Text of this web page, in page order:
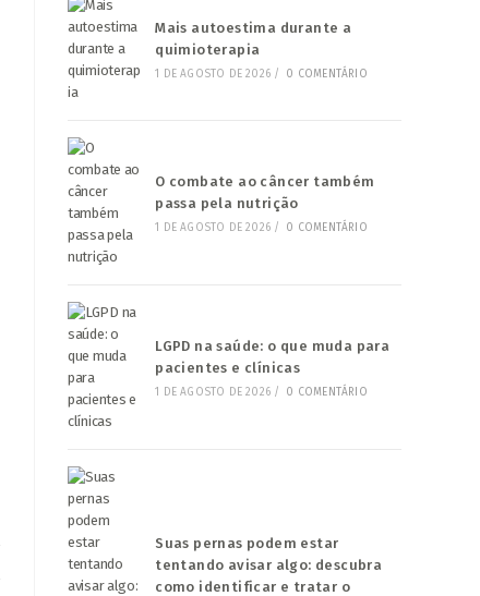
Mais autoestima durante a
quimioterapia
1 DE AGOSTO DE 2026 / 0 COMENTÁRIO
O combate ao câncer também
passa pela nutrição
1 DE AGOSTO DE 2026 / 0 COMENTÁRIO
LGPD na saúde: o que muda para
pacientes e clínicas
1 DE AGOSTO DE 2026 / 0 COMENTÁRIO
Suas pernas podem estar
tentando avisar algo: descubra
como identificar e tratar o